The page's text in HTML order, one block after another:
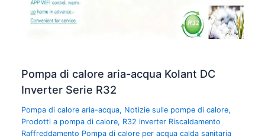
Pompa di calore aria-acqua Kolant DC
Inverter Serie R32
Pompa di calore aria-acqua, Notizie sulle pompe di calore,
Prodotti a pompa di calore, R32 inverter Riscaldamento
Raffreddamento Pompa di calore per acqua calda sanitaria